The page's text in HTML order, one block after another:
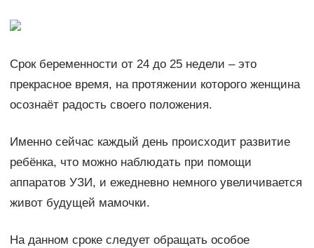
Срок беременности от 24 до 25 недели – это
прекрасное время, на протяжении которого женщина
осознаёт радость своего положения.
Именно сейчас каждый день происходит развитие
ребёнка, что можно наблюдать при помощи
аппаратов УЗИ, и ежедневно немного увеличивается
живот будущей мамочки.
На данном сроке следует обращать особое